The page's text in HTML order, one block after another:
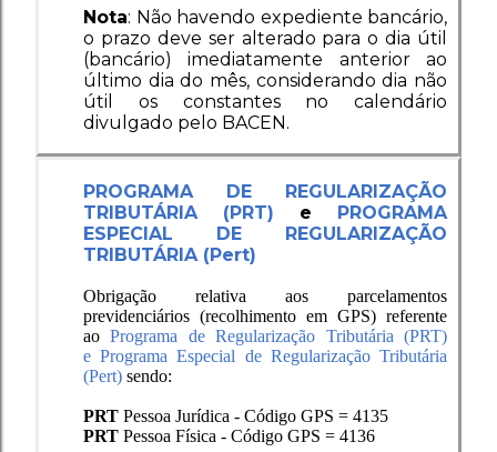
Nota: Não havendo expediente bancário,
o prazo deve ser alterado para o dia útil
(bancário) imediatamente anterior ao
último dia do mês, considerando dia não
útil os constantes no calendário
divulgado pelo BACEN.
PROGRAMA DE REGULARIZAÇÃO
TRIBUTÁRIA (PRT) e
PROGRAMA
ESPECIAL DE REGULARIZAÇÃO
TRIBUTÁRIA (Pert)
Obrigação relativa aos parcelamentos
previdenciários (recolhimento em GPS) referente
ao Programa de Regularização Tributária (PRT)
e Programa Especial de Regularização Tributária
(Pert) sendo:
PRT Pessoa Jurídica - Código GPS = 4135
PRT Pessoa Física - Código GPS = 4136